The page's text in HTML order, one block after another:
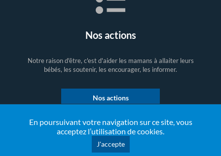
En poursuivant votre navigation sur ce site, vous
acceptez l’utilisation de cookies.
J'accepte
Nos actions
Notre raison d'être, c'est d'aider les mamans à allaiter leurs
bébés, les soutenir, les encourager, les informer.
Nos actions